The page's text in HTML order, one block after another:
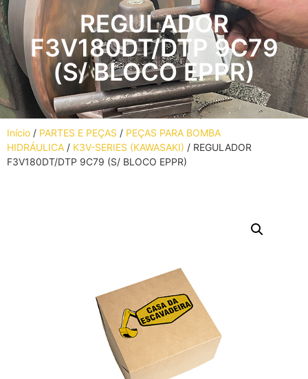
REGULADOR
F3V180DT/DTP 9C79
(S/ BLOCO EPPR)
Início / PARTES E PEÇAS / PEÇAS PARA BOMBA
HIDRÁULICA / K3V-SERIES (KAWASAKI) / REGULADOR
F3V180DT/DTP 9C79 (S/ BLOCO EPPR)